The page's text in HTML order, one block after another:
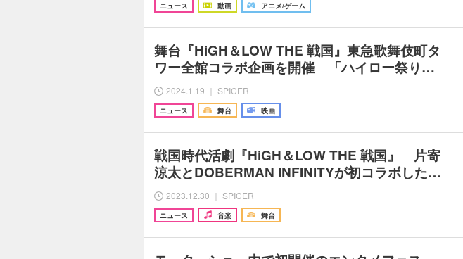
ニュース 動画 アニメ/ゲーム
舞台『HiGH＆LOW THE 戦国』東急歌舞伎町タ
ワー全館コラボ企画を開催 「ハイロー祭り…
2024.1.19 ｜ SPICER
ニュース 舞台 映画
戦国時代活劇『HiGH＆LOW THE 戦国』 片寄
涼太とDOBERMAN INFINITYが初コラボした…
2023.12.30 ｜ SPICER
ニュース 音楽 舞台